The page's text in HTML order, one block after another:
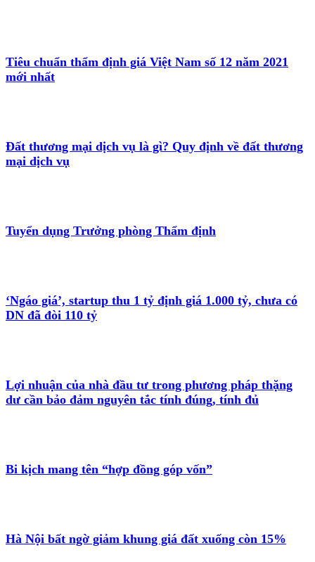
Tiêu chuẩn thẩm định giá Việt Nam số 12 năm 2021
mới nhất
Đất thương mại dịch vụ là gì? Quy định về đất thương
mại dịch vụ
Tuyển dụng Trưởng phòng Thẩm định
‘Ngáo giá’, startup thu 1 tỷ định giá 1.000 tỷ, chưa có
DN đã đòi 110 tỷ
Lợi nhuận của nhà đầu tư trong phương pháp thặng
dư cần bảo đảm nguyên tắc tính đúng, tính đủ
Bi kịch mang tên “hợp đồng góp vốn”
Hà Nội bất ngờ giảm khung giá đất xuống còn 15%